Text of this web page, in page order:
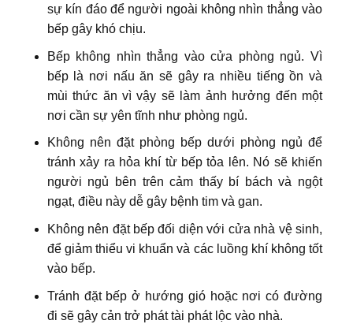
sự kín đáo để người ngoài không nhìn thẳng vào
bếp gây khó chịu.
Bếp không nhìn thẳng vào cửa phòng ngủ. Vì
bếp là nơi nấu ăn sẽ gây ra nhiều tiếng ồn và
mùi thức ăn vì vậy sẽ làm ảnh hưởng đến một
nơi cần sự yên tĩnh như phòng ngủ.
Không nên đặt phòng bếp dưới phòng ngủ để
tránh xảy ra hỏa khí từ bếp tỏa lên. Nó sẽ khiến
người ngủ bên trên cảm thấy bí bách và ngột
ngạt, điều này dễ gây bệnh tim và gan.
Không nên đặt bếp đối diện với cửa nhà vệ sinh,
để giảm thiểu vi khuẩn và các luồng khí không tốt
vào bếp.
Tránh đặt bếp ở hướng gió hoặc nơi có đường
đi sẽ gây cản trở phát tài phát lộc vào nhà.